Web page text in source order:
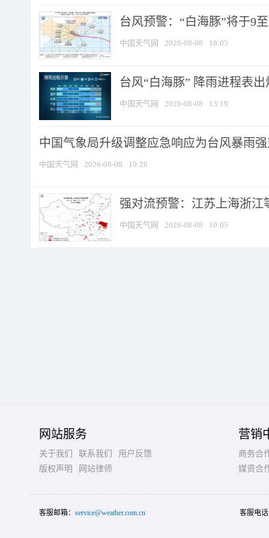
台风预警：“白海豚”将于9
中国天气网 2026-08-08 18:05
台风“白海豚” 降雨进程表
中国天气网 2026-08-08 13:19
中国气象局升级调整应急响应为台风暴雨
中国天气网 2026-08-08 10:26
强对流预警：江苏上海浙江
中国天气网 2026-08-08 10:05
网站服务
关于我们 联系我们
用户反馈
版权声明
网站律师
营销
商务合
媒资合
客服邮箱： service@weather.com.cn 客服电